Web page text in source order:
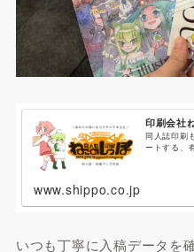
印刷会社
同人誌印刷
ートする、
www.shippo.co.jp
いつも丁寧に入稿データを